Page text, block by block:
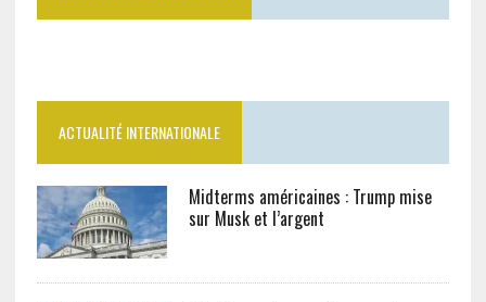
ACTUALITÉ INTERNATIONALE
Midterms américaines : Trump mise
sur Musk et l’argent